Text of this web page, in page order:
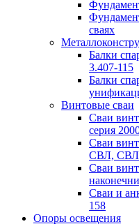
сваях
Балки
3.407-115
Балки
Винтовые сваи
Сваи
серия
Сваи
СВЛ,
Сваи
Сваи и
158
Опоры освещения